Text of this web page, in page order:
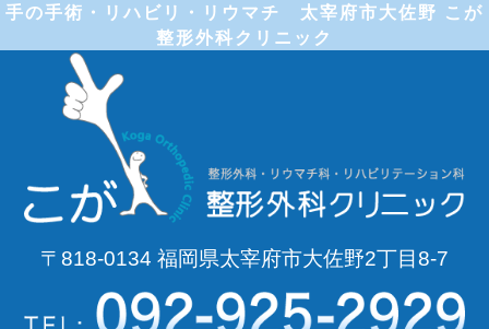
手の手術・リハビリ・リウマチ 太宰府市大佐野 こが
整形外科クリニック
〒818-0134 福岡県太宰府市大佐野2丁目8-7